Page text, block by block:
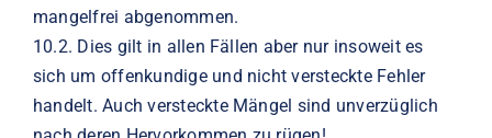
mangelfrei abgenommen.
10.2. Dies gilt in allen Fällen aber nur insoweit es
sich um offenkundige und nicht versteckte Fehler
handelt. Auch versteckte Mängel sind unverzüglich